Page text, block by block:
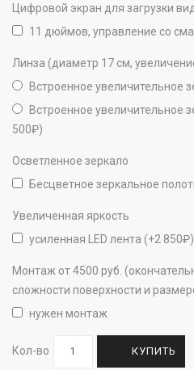
Цифровой экран для загрузки
11 дюймов, управление со
Линза (диаметр 17 см,
Встроенное увеличительное
Встроенное увеличительное
500₽)
Осветленное зеркало
Бесцветное зеркальное
Увеличенная яркость
усиленная LED лента (+2 850₽)
Монтаж от 4500 руб.
сложности поверхности и
нужен монтаж
Кол-во КУПИТЬ